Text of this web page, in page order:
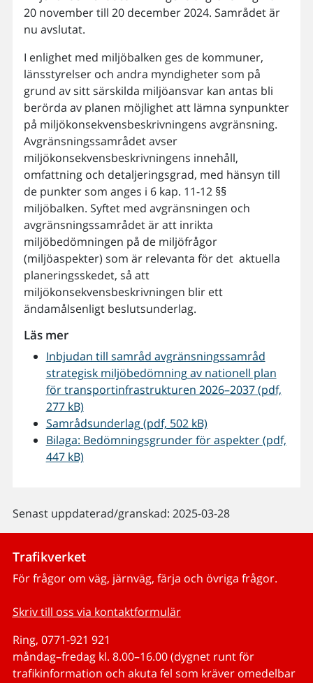
20 november till 20 december 2024. Samrådet är
nu avslutat.
I enlighet med miljöbalken ges de kommuner,
länsstyrelser och andra myndigheter som på
grund av sitt särskilda miljöansvar kan antas bli
berörda av planen möjlighet att lämna synpunkter
på miljökonsekvensbeskrivningens avgränsning.
Avgränsningssamrådet avser
miljökonsekvensbeskrivningens innehåll,
omfattning och detaljeringsgrad, med hänsyn till
de punkter som anges i 6 kap. 11-12 §§
miljöbalken. Syftet med avgränsningen och
avgränsningssamrådet är att inrikta
miljöbedömningen på de miljöfrågor
(miljöaspekter) som är relevanta för det aktuella
planeringsskedet, så att
miljökonsekvensbeskrivningen blir ett
ändamålsenligt beslutsunderlag.
Läs mer
Inbjudan till samråd avgränsningssamråd
strategisk miljöbedömning av nationell plan
för transportinfrastrukturen 2026–2037 (pdf,
277 kB)
Samrådsunderlag (pdf, 502 kB)
Bilaga: Bedömningsgrunder för aspekter (pdf,
447 kB)
Senast uppdaterad/granskad: 2025-03-28
Trafikverket
För frågor om väg, järnväg, färja och övriga frågor.
Skriv till oss via kontaktformulär
Ring, 0771-921 921
måndag–fredag kl. 8.00–16.00 (dygnet runt för
trafikinformation och akuta fel som kräver omedelbar